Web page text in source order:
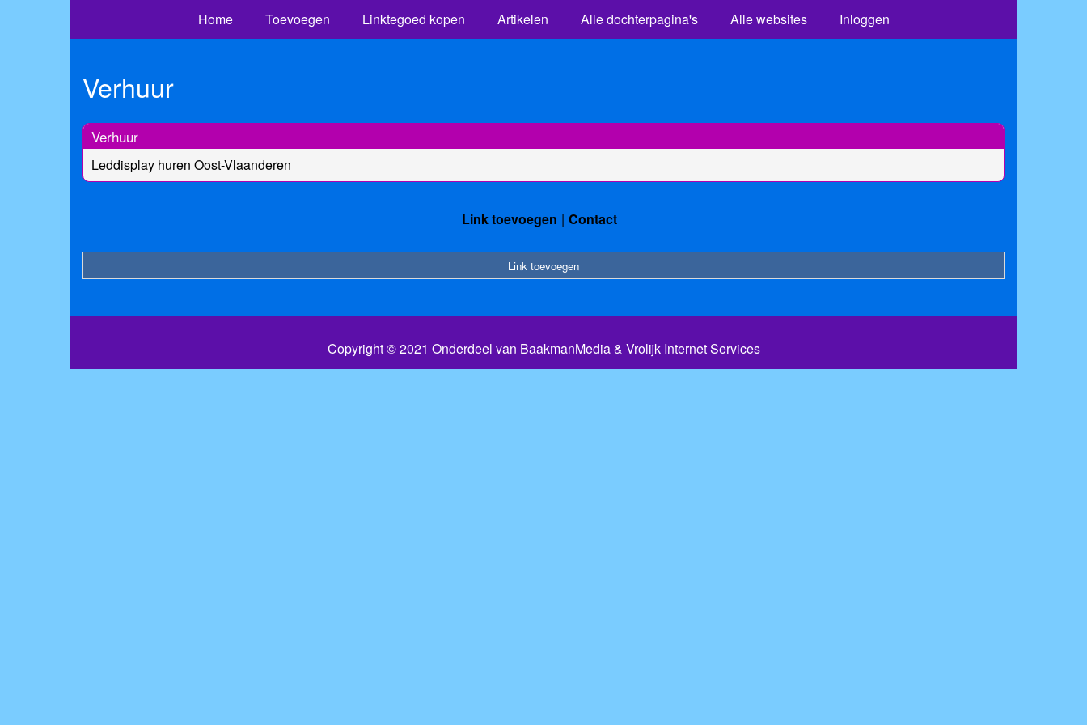
Home Toevoegen Linktegoed kopen Artikelen Alle dochterpagina's Alle websites Inloggen
Verhuur
Verhuur
Leddisplay huren Oost-Vlaanderen
Link toevoegen Contact
Link toevoegen
Copyright © 2021 Onderdeel van BaakmanMedia& Vrolijk Internet Services